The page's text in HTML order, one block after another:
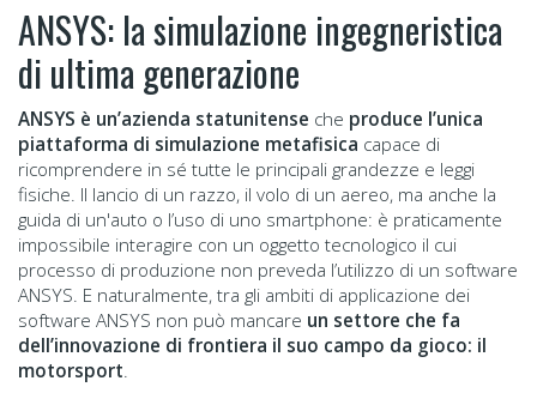
ANSYS: la simulazione ingegneristica
di ultima generazione
ANSYS è un’azienda statunitense che produce l’unica
piattaforma di simulazione metafisica capace di
ricomprendere in sé tutte le principali grandezze e leggi
fisiche. Il lancio di un razzo, il volo di un aereo, ma anche la
guida di un'auto o l’uso di uno smartphone: è praticamente
impossibile interagire con un oggetto tecnologico il cui
processo di produzione non preveda l’utilizzo di un software
ANSYS. E naturalmente, tra gli ambiti di applicazione dei
software ANSYS non può mancare un settore che fa
dell’innovazione di frontiera il suo campo da gioco: il
motorsport